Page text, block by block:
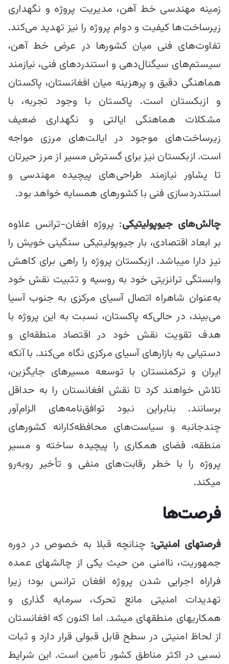
زمینه مهندسی خط آهن، مدیریت پروژه و نگهداری
زیرساخت‌ها کیفیت و دوام پروژه را نیز تهدید می‌کند.
تفاوت‌های فنی میان کشورها در عرض خط آهن،
سیستم‌های سیگنال‌دهی و استندردهای فنی، نیازمند
هماهنگی دقیق و پرهزینه میان افغانستان، پاکستان
و ازبکستان است. پاکستان با وجود تجربه، با
مشکلات هماهنگی ایالتی و نگهداری ضعیف
زیرساخت‌های موجود در ایالت‌های مرزی مواجه
است. ازبکستان نیز برای گسترش مسیر از مرز حیرتان
تا پشاور نیازمند طراحی‌های پیچیده مهندسی و
استندردسازی فنی با کشورهای همسایه خواهد بود.
چالش‌های جیوپولیتیکی: پروژه افغان-ترانس علاوه
بر ابعاد اقتصادی، بار جیوپولیتیکی سنگینی خویش را
نیز دارا می‎باشد. ازبکستان پروژه را راهی برای کاهش
وابستگی ترانزیتی خود به روسیه و تثبیت نقش خود
به‌عنوان شاهراه اتصال آسیای مرکزی به جنوب آسیا
می‌بیند، در حالی‌که پاکستان، نسبت به این پروژه با
هدف تقویت نقش خود در اقتصاد منطقه‌ای و
دستیابی به بازارهای آسیای مرکزی نگاه می‌کند. با آنکه
ایران و ترکمنستان با توسعه مسیرهای جایگزین،
تلاش خواهند کرد تا نقش افغانستان را به حداقل
برسانند. بنابراین نبود توافق‌نامه‌های الزام‌آور
چندجانبه و سیاست‌های محافظه‌کارانه کشورهای
منطقه، فضای همکاری را پیچیده ساخته و مسیر
پروژه را با خطر رقابت‌های منفی و تأخیر روبه‌رو
می‎کند.
فرصت‌ها
فرصتهای امنیتی: چنانچه قبلا به خصوص در دوره
جمهوریت، ناامنی من حیث یکی از چالش‎های عمده
فراراه اجرایی شدن پروژه افغان ترانس بود؛ زیرا
تهدیدات امنیتی مانع تحرک، سرمایه گذاری و
همکاری‎های منطقه‎ای می‎شد. اما اکنون که افغانستان
از لحاظ امنیتی در سطح قابل قبولی قرار دارد و ثبات
نسبی در اکثر مناطق کشور تأمین است. این شرایط